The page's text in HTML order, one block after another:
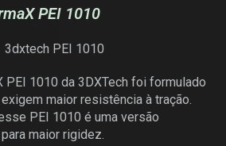
PEI 1010
PEI 1010 da 3DXTech foi formulado
maior resistência à tração.
PEI 1010 é uma versão
maior rigidez.